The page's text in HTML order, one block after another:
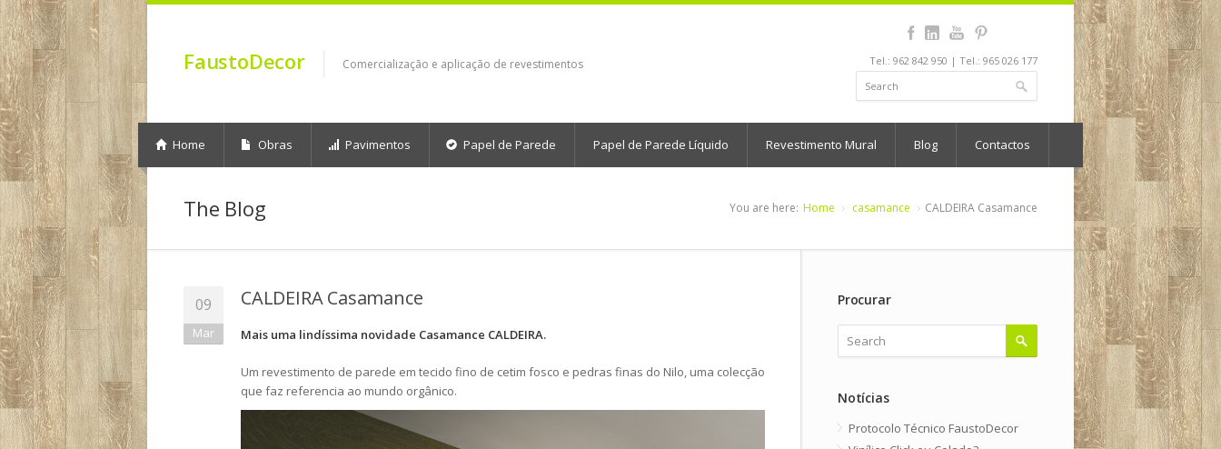
FaustoDecor Comercialização e aplicação de revestimentos Tel.: 962 842 950 | Tel.: 965 026 177
Home Obras Pavimentos Papel de Parede Papel de Parede Líquido Revestimento Mural Blog Contactos
The Blog You are here: Home casamance CALDEIRA Casamance
09
Mar
CALDEIRA Casamance
Mais uma lindíssima novidade Casamance CALDEIRA.
Um revestimento de parede em tecido fino de cetim fosco e pedras finas do Nilo, uma colecção
que faz referencia ao mundo orgânico.
Procurar
Notícias
Protocolo Técnico FaustoDecor